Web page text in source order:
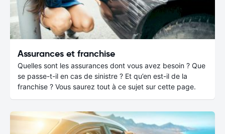
Assurances et franchise
Quelles sont les assurances dont vous avez besoin ? Que
se passe-t-il en cas de sinistre ? Et qu’en est-il de la
franchise ? Vous saurez tout à ce sujet sur cette page.